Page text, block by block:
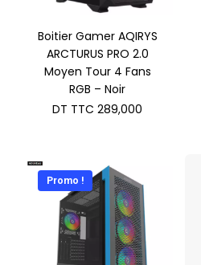
Boitier Gamer AQIRYS
ARCTURUS PRO 2.0
Moyen Tour 4 Fans
RGB – Noir
DT TTC 289,000
Promo !